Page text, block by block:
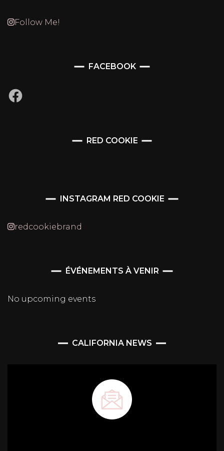
Follow Me!
FACEBOOK
Facebook
RED COOKIE
INSTAGRAM RED COOKIE
redcookiebrand
ÉVÉNEMENTS À VENIR
No upcoming events
CALIFORNIA NEWS